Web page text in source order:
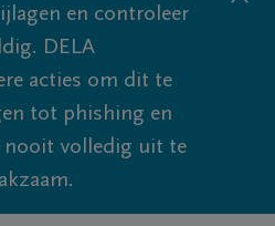
en controleer
DELA
acties om dit te
tot phishing en
nooit volledig uit te